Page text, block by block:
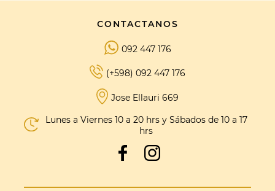
CONTACTANOS
092 447 176
(+598) 092 447 176
Jose Ellauri 669
Lunes a Viernes 10 a 20 hrs y Sábados de 10 a 17
hrs